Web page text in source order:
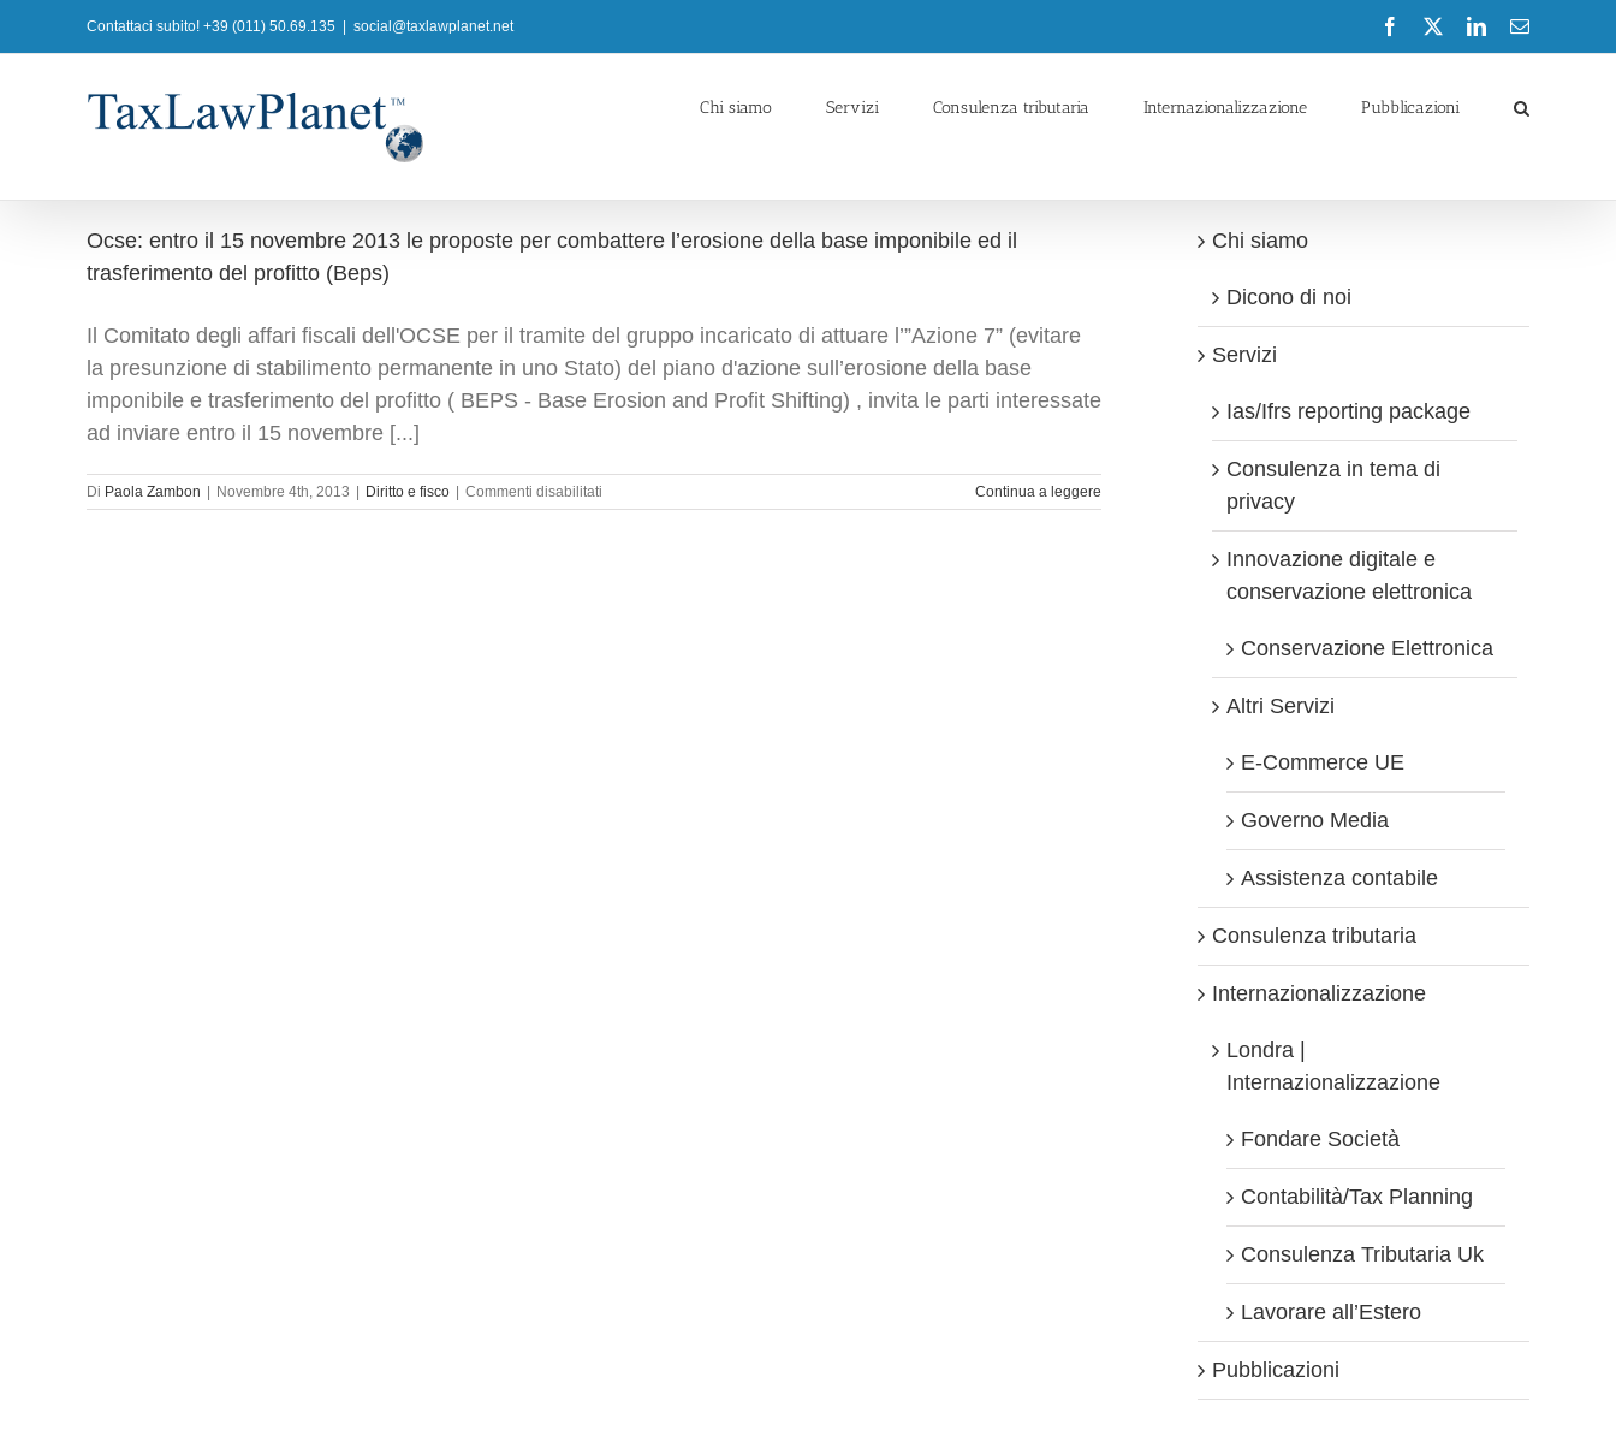
al
Contattaci subito! +39 (011) 50.69.135 social@taxlawplanet.net Facebook LinkedInEmail
Chi siamo Servizi Consulenza tributaria Internazionalizzazione Pubblicazioni
Ocse: entro il 15 novembre 2013 le proposte per combattere l’erosione della base imponibile ed il
trasferimento del profitto (Beps)
Il Comitato degli affari fiscali dell'OCSE per il tramite del gruppo incaricato di attuare l’”Azione 7” (evitare
la presunzione di stabilimento permanente in uno Stato) del piano d'azione sull’erosione della base
imponibile e trasferimento del profitto ( BEPS - Base Erosion and Profit Shifting) , invita le parti interessate
ad inviare entro il 15 novembre [...]
Di Paola Zambon Novembre 4th, 2013 Diritto e fisco Commenti disabilitati
Ocse:
Continua a leggere
Chi siamo
Dicono di noi
Servizi
Ias/Ifrs reporting package
Consulenza in tema di
privacy
Innovazione digitale e
conservazione elettronica
Conservazione Elettronica
Altri Servizi
E-Commerce UE
Governo Media
Assistenza contabile
Consulenza tributaria
Internazionalizzazione
Londra |
Internazionalizzazione
Fondare Società
Contabilità/Tax Planning
Consulenza Tributaria Uk
Lavorare all’Estero
Pubblicazioni